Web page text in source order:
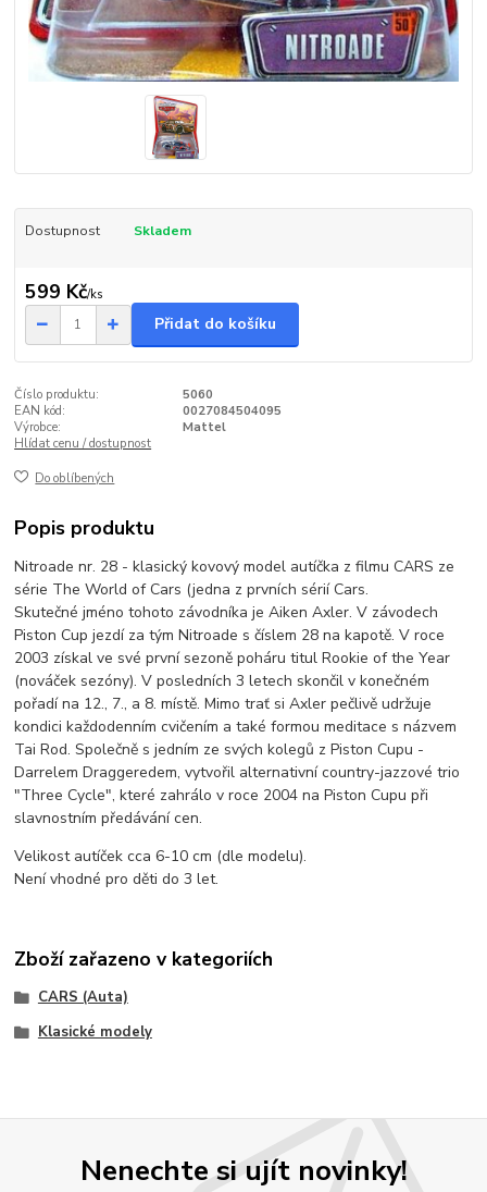
Dostupnost Skladem
599 Kč/ks
Přidat do košíku
Číslo produktu:
5060
EAN kód:
0027084504095
Výrobce:
Mattel
Hlídat cenu / dostupnost
Do oblíbených
Popis produktu
Nitroade nr. 28 - klasický kovový model autíčka z filmu CARS ze
série The World of Cars (jedna z prvních sérií Cars.
Skutečné jméno tohoto závodníka je Aiken Axler. V závodech
Piston Cup jezdí za tým Nitroade s číslem 28 na kapotě. V roce
2003 získal ve své první sezoně poháru titul Rookie of the Year
(nováček sezóny). V posledních 3 letech skončil v konečném
pořadí na 12., 7., a 8. místě. Mimo trať si Axler pečlivě udržuje
kondici každodenním cvičením a také formou meditace s názvem
Tai Rod. Společně s jedním ze svých kolegů z Piston Cupu -
Darrelem Draggeredem, vytvořil alternativní country-jazzové trio
"Three Cycle", které zahrálo v roce 2004 na Piston Cupu při
slavnostním předávání cen.
Velikost autíček cca 6-10 cm (dle modelu).
Není vhodné pro děti do 3 let.
Zboží zařazeno v kategoriích
CARS (Auta)
Klasické modely
Nenechte si ujít novinky!